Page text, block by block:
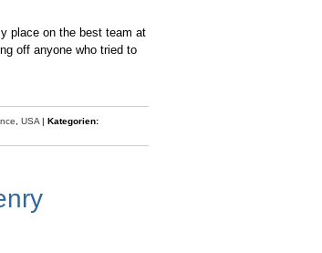
place on the best team at
off anyone who tried to
USA | Kategorien: